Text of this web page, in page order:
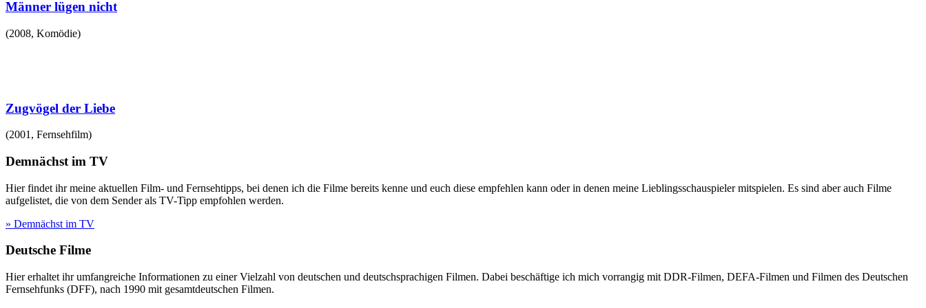
Männer lügen nicht
(2008, Komödie)
Zugvögel der Liebe
(2001 , Fernsehfilm)
Demnächst im TV
Hier findet ihr meine aktuellen Film- und Fernsehtipps, bei denen ich die Filme bereits kenne und euch diese empfehlen kann oder in denen meine Lieblingsschauspieler mitspielen. Es sind aber auch Filme
aufgelistet, die von dem Sender als TV-Tipp empfohlen werden.
» Demnächst im TV
Deutsche Filme
Hier erhaltet ihr umfangreiche Informationen zu einer Vielzahl von deutschen und deutschsprachigen Filmen. Dabei beschäftige ich mich vorrangig mit DDR-Filmen, DEFA-Filmen und Filmen des Deutschen
Fernsehfunks (DFF), nach 1990 mit gesamtdeutschen Filmen.